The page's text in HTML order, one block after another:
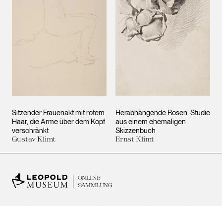
Sitzender Frauenakt mit rotem
Haar, die Arme über dem Kopf
verschränkt
Gustav Klimt
Herabhängende Rosen. Studie
aus einem ehemaligen
Skizzenbuch
Ernst Klimt
ONLINE
SAMMLUNG